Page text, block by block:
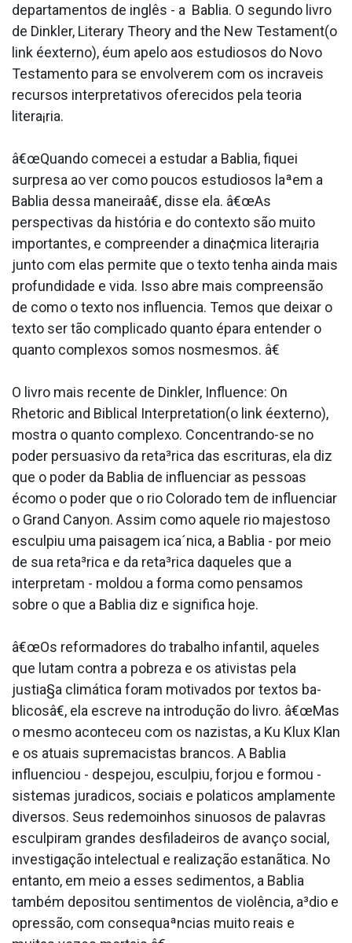
departamentos de inglês - a Ba­blia. O segundo livro
de Dinkler, Literary Theory and the New Testament(o
link éexterno), éum apelo aos estudiosos do Novo
Testamento para se envolverem com os incra­veis
recursos interpretativos oferecidos pela teoria
litera¡ria.
â€œQuando comecei a estudar a Ba­blia, fiquei
surpresa ao ver como poucos estudiosos laªem a
Ba­blia dessa maneiraâ€, disse ela. â€œAs
perspectivas da história e do contexto são muito
importantes, e compreender a dina¢mica litera¡ria
junto com elas permite que o texto tenha ainda mais
profundidade e vida. Isso abre mais compreensão
de como o texto nos influencia. Temos que deixar o
texto ser tão complicado quanto épara entender o
quanto complexos somos nosmesmos. â€
O livro mais recente de Dinkler, Influence: On
Rhetoric and Biblical Interpretation(o link éexterno),
mostra o quanto complexo. Concentrando-se no
poder persuasivo da reta³rica das escrituras, ela diz
que o poder da Ba­blia de influenciar as pessoas
écomo o poder que o rio Colorado tem de influenciar
o Grand Canyon. Assim como aquele rio majestoso
esculpiu uma paisagem ica´nica, a Ba­blia - por meio
de sua reta³rica e da reta³rica daqueles que a
interpretam - moldou a forma como pensamos
sobre o que a Ba­blia diz e significa hoje.
â€œOs reformadores do trabalho infantil, aqueles
que lutam contra a pobreza e os ativistas pela
justia§a climática foram motivados por textos ba­
blicosâ€, ela escreve na introdução do livro. â€œMas
o mesmo aconteceu com os nazistas, a Ku Klux Klan
e os atuais supremacistas brancos. A Ba­blia
influenciou - despejou, esculpiu, forjou e formou -
sistemas jura­dicos, sociais e pola­ticos amplamente
diversos. Seus redemoinhos sinuosos de palavras
esculpiram grandes desfiladeiros de avanço social,
investigação intelectual e realização estanãtica. No
entanto, em meio a esses sedimentos, a Ba­blia
também depositou sentimentos de violência, a³dio e
opressão, com consequaªncias muito reais e